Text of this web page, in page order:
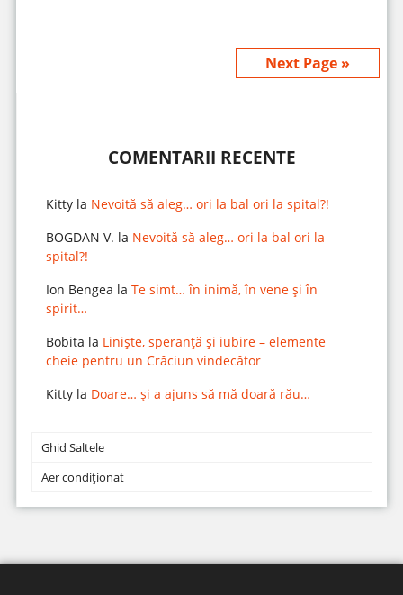
Next Page »
COMENTARII RECENTE
Kittyla Nevoită să aleg… ori la bal ori la spital?!
BOGDAN V. la Nevoită să aleg… ori la bal ori la
spital?!
Ion Bengea la Te simt… în inimă, în vene și în
spirit…
Bobita la Liniște, speranță și iubire – elemente
cheie pentru un Crăciun vindecător
Kittyla Doare… și a ajuns să mă doară rău…
Ghid Saltele
Aer condiționat